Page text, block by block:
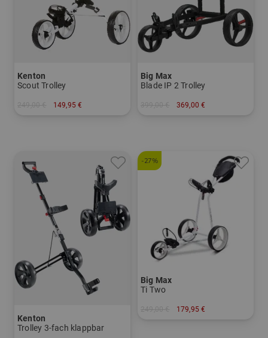
Kenton
Scout Trolley
149,95 €
Big Max
Blade IP 2 Trolley
369,00 €
Kenton
Trolley 3-fach klappbar
-27%
Big Max
Ti Two
179,95 €